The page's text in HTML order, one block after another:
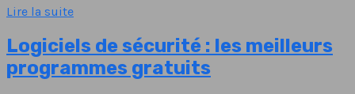
Lire la suite
Logiciels de sécurité : les meilleurs
programmes gratuits